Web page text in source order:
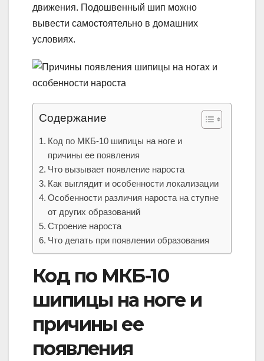
движения. Подошвенный шип можно
вывести самостоятельно в домашних
условиях.
Содержание
Код по МКБ-10 шипицы на ноге и
причины ее появления
Что вызывает появление нароста
Как выглядит и особенности локализации
Особенности различия нароста на ступне
от других образований
Строение нароста
Что делать при появлении образования
Код по МКБ-10
шипицы на ноге и
причины ее
появления